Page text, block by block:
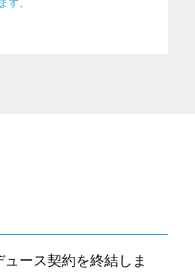
ース契約を終結しま